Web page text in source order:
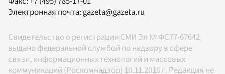
Электронная почта: gazeta@gazeta.ru
Свидетельство о регистрации СМИ Эл № ФС77-67642
выдано федеральной службой по надзору в сфере
связи, информационных технологий и массовых
коммуникаций (Роскомнадзор) 10.11.2016 г. Редакция не